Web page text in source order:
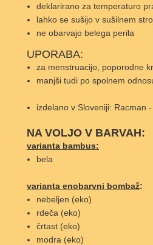
deklarirano za temperaturo
lahko se sušijo v sušilnem
ne obarvajo belega perila
UPORABA:
za menstruacijo, poporodne
manjši tudi po spolnem
izdelano v Sloveniji: Racman
NA VOLJO V BARVAH:
varianta bambus:
bela
varianta enobarvni bombaž:
nebeljen (eko)
rdeča (eko)
črtast (eko)
modra (eko)